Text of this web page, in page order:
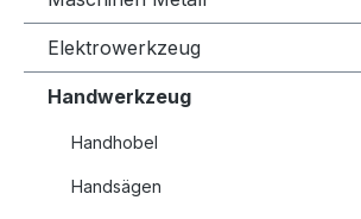
Elektrowerkzeug
Handwerkzeug
Handhobel
Handsägen